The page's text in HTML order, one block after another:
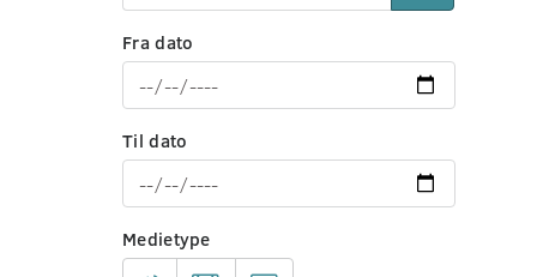
Fra dato
Til dato
Medietype